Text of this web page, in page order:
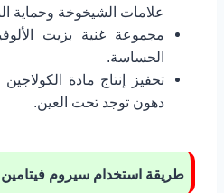
علامات الشيخوخة وحماية
مجموعة غنية بزيت
الحساسة.
تحفيز إنتاج مادة
دهون توجد تحت العين.
طريقة استخدام سيروم